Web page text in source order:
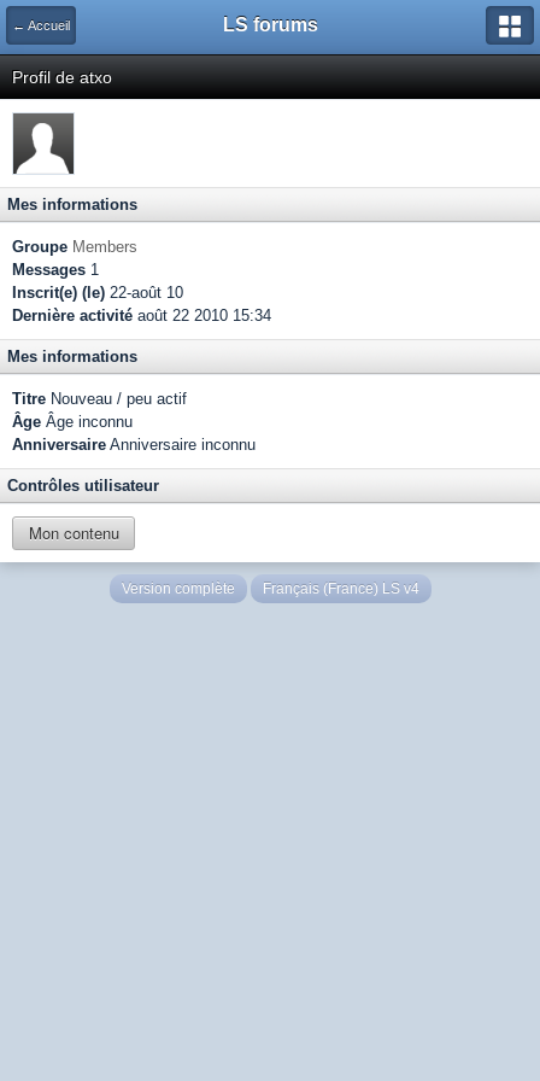
← Accueil LS forums
Profil de atxo
Mes informations
Groupe Members
Messages 1
Inscrit(e) (le) 22-août 10
Dernière activité août 22 2010 15:34
Mes informations
Titre Nouveau / peu actif
Âge Âge inconnu
Anniversaire Anniversaire inconnu
Contrôles utilisateur
Mon contenu
Version complète Français (France) LS v4